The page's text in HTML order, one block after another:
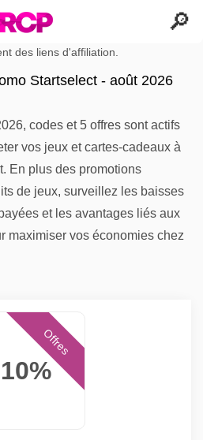
des liens d'affiliation.
Startselect - août 2026
codes et 5 offres sont actifs
vos jeux et cartes-cadeaux à
En plus des promotions
de jeux, surveillez les baisses
et les avantages liés aux
maximiser vos économies chez
10%
Offres